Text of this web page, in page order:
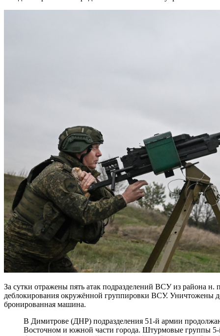
За сутки отражены пять атак подразделений ВСУ из района
деблокирования окружённой группировки ВСУ. Уничтожены
бронированная машина.
В Димитрове (ДНР) подразделения 51-й армии продолжают наступательные действия в микрорайоне
Восточном и южной части города. Штурмовые группы 5-